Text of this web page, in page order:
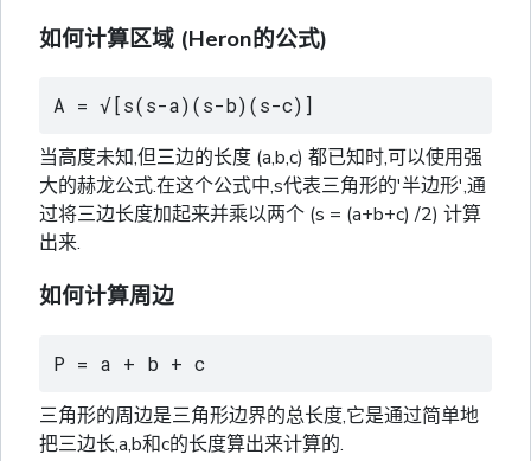
如何计算区域 (Heron的公式)
A = √[s(s-a)(s-b)(s-c)]
当高度未知,但三边的长度 (a,b,c) 都已知时,可以使用强
大的赫龙公式.在这个公式中,s代表三角形的'半边形',通
过将三边长度加起来并乘以两个 (s = (a+b+c) /2) 计算
出来.
如何计算周边
P = a + b + c
三角形的周边是三角形边界的总长度,它是通过简单地
把三边长,a,b和c的长度算出来计算的.